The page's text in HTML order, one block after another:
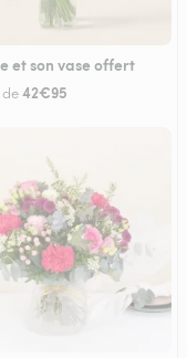
et son vase offert
42€95